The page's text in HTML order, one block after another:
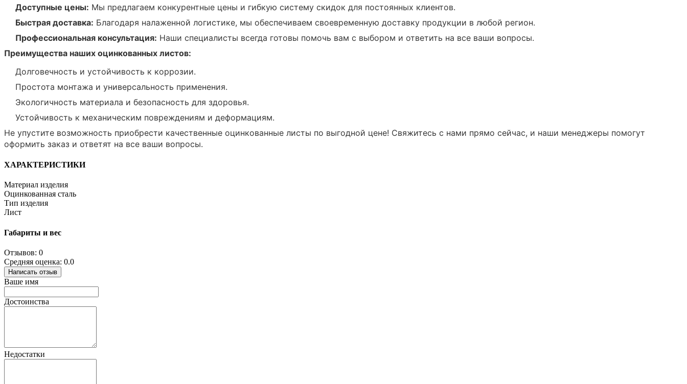
Доступные цены: Мы предлагаем конкурентные цены и гибкую систему скидок для постоянных клиентов.
Быстрая доставка: Благодаря налаженной логистике, мы обеспечиваем своевременную доставку продукции в любой регион.
Профессиональная консультация: Наши специалисты всегда готовы помочь вам с выбором и ответить на все ваши вопросы.
Преимущества наших оцинкованных листов:
Долговечность и устойчивость к коррозии.
Простота монтажа и универсальность применения.
Экологичность материала и безопасность для здоровья.
Устойчивость к механическим повреждениям и деформациям.
Не упустите возможность приобрести качественные оцинкованные листы по выгодной цене! Свяжитесь с нами прямо сейчас, и наши менеджеры помогут
оформить заказ и ответят на все ваши вопросы.
ХАРАКТЕРИСТИКИ
Материал изделия
Оцинкованная сталь
Тип изделия
Лист
Габариты и вес
Отзывов: 0
Средняя оценка: 0.0
Написать отзыв
Ваше имя
Достоинства
Недостатки